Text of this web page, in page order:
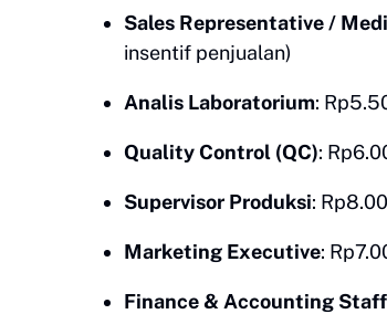
Sales Representative /
insentif penjualan)
Analis Laboratorium:
Quality Control (QC):
Supervisor Produksi:
Marketing Executive:
Finance & Accounting Staff